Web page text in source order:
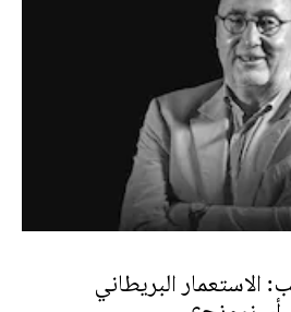
الاستعمار البريطاني